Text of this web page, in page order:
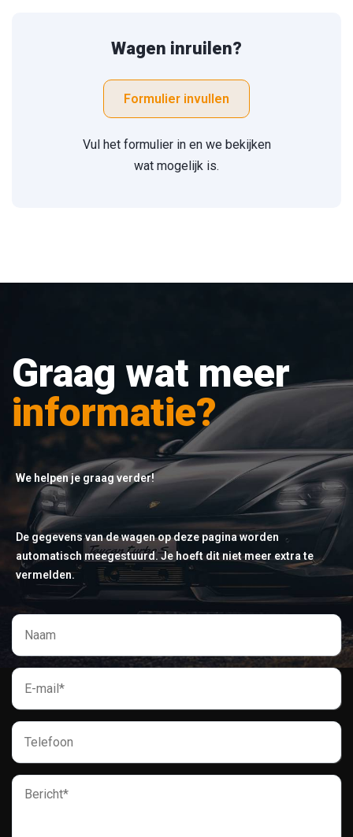
Wagen inruilen?
Formulier invullen
Vul het formulier in en we bekijken
wat mogelijk is.
Graag wat meer
informatie?
We helpen je graag verder!
De gegevens van de wagen op deze pagina worden
automatisch meegestuurd. Je hoeft dit niet meer extra te
vermelden.